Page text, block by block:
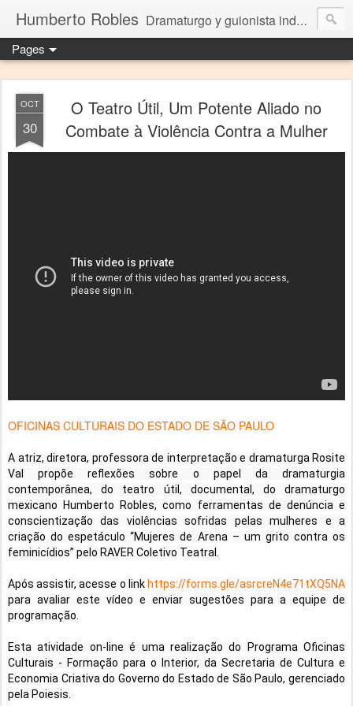
Humberto Robles Dramaturgo y guionista independiente
Pages
OCT
30
O Teatro Útil, Um Potente Aliado no
Combate à Violência Contra a Mulher
OFICINAS CULTURAIS DO ESTADO DE SÃO PAULO
A atriz, diretora, professora de interpretação e dramaturga Rosite
Val propõe reflexões sobre o papel da dramaturgia
contemporânea, do teatro útil, documental, do dramaturgo
mexicano Humberto Robles, como ferramentas de denúncia e
conscientização das violências sofridas pelas mulheres e a
criação do espetáculo “Mujeres de Arena – um grito contra os
feminicídios” pelo RAVER Coletivo Teatral.
Após assistir, acesse o link https://forms.gle/asrcreN4e71tXQ5NA
para avaliar este vídeo e enviar sugestões para a equipe de
programação.
Esta atividade on-line é uma realização do Programa Oficinas
Culturais - Formação para o Interior, da Secretaria de Cultura e
Economia Criativa do Governo do Estado de São Paulo, gerenciado
pela Poiesis.